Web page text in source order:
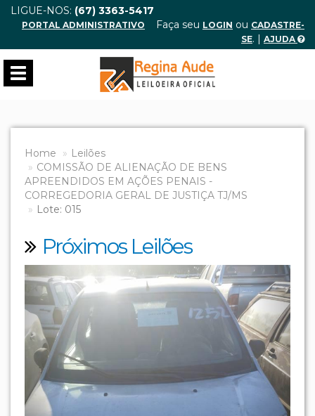
LIGUE-NOS: (67) 3363-5417
PORTAL ADMINISTRATIVO Faça seu LOGIN ou CADASTRE-
SE. | AJUDA
Toggle
navigation
Home
Leilões
COMISSÃO DE ALIENAÇÃO DE BENS
APREENDIDOS EM AÇÕES PENAIS -
CORREGEDORIA GERAL DE JUSTIÇA TJ/MS
Lote: 015
Próximos Leilões
Previous Next